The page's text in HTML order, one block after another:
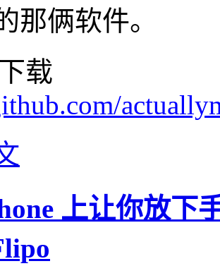
那俩软件。
载
上让你放下